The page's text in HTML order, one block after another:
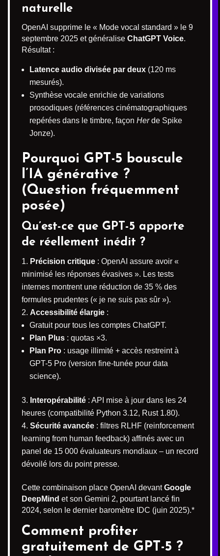
naturelle
OpenAI supprime le « Mode vocal standard » le 9
septembre 2025 et généralise ChatGPT Voice.
Résultat :
Latence audio divisée par deux (120 ms
mesurés).
Synthèse vocale enrichie de variations
prosodiques (références cinématographiques
repérées dans le timbre, façon Herde Spike
Jonze).
Pourquoi GPT-5 bouscule
l’IA générative ?
(Question fréquemment
posée)
Qu’est-ce que GPT-5 apporte
de réellement inédit ?
Précision critique : OpenAI assure avoir «
minimisé les réponses évasives ». Les tests
internes montrent une réduction de 35 % des
formules prudentes (« je ne suis pas sûr »).
Accessibilité élargie :
Gratuit pour tous les comptes ChatGPT.
Plan Plus : quotas ×3.
Plan Pro : usage illimité + accès restreint à
GPT-5 Pro (version fine-tunée pour data
science).
Interopérabilité : API mise à jour dans les 24
heures (compatibilité Python 3.12, Rust 1.80).
Sécurité avancée : filtres RLHF (reinforcement
learning from human feedback) affinés avec un
panel de 15 000 évaluateurs mondiaux – un record
dévoilé lors du point presse.
Cette combinaison place OpenAI devantGoogle
DeepMind et son Gemini 2, pourtant lancé fin
2024, selon le dernier baromètre IDC (juin 2025).*
Comment profiter
gratuitement de GPT-5 ?